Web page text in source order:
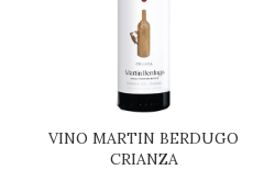
VINO MARTIN BERDUGO
CRIANZA